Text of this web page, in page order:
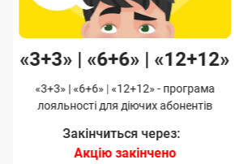
«3+3» | «6+6» | «12+12»
«3+3» | «6+6» | «12+12» - програма
лояльності для діючих абонентів
Закінчиться через:
Акцію закінчено